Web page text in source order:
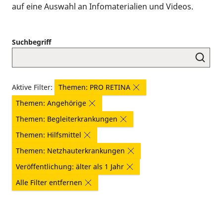
auf eine Auswahl an Infomaterialien und Videos.
Suchbegriff
Aktive Filter:
Themen: PRO RETINA
Themen: Angehörige
Themen: Begleiterkrankungen
Themen: Hilfsmittel
Themen: Netzhauterkrankungen
Veröffentlichung: älter als 1 Jahr
Alle Filter entfernen